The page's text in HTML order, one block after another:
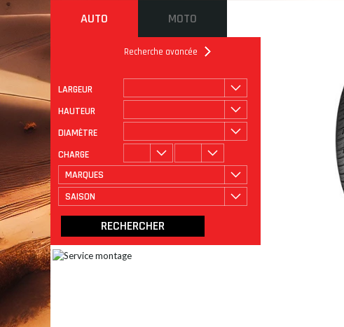
AUTO MOTO
Recherche avancée
LARGEUR
HAUTEUR
DIAMÈTRE
CHARGE
MARQUES
SAISON
ROULAGE À PLAT